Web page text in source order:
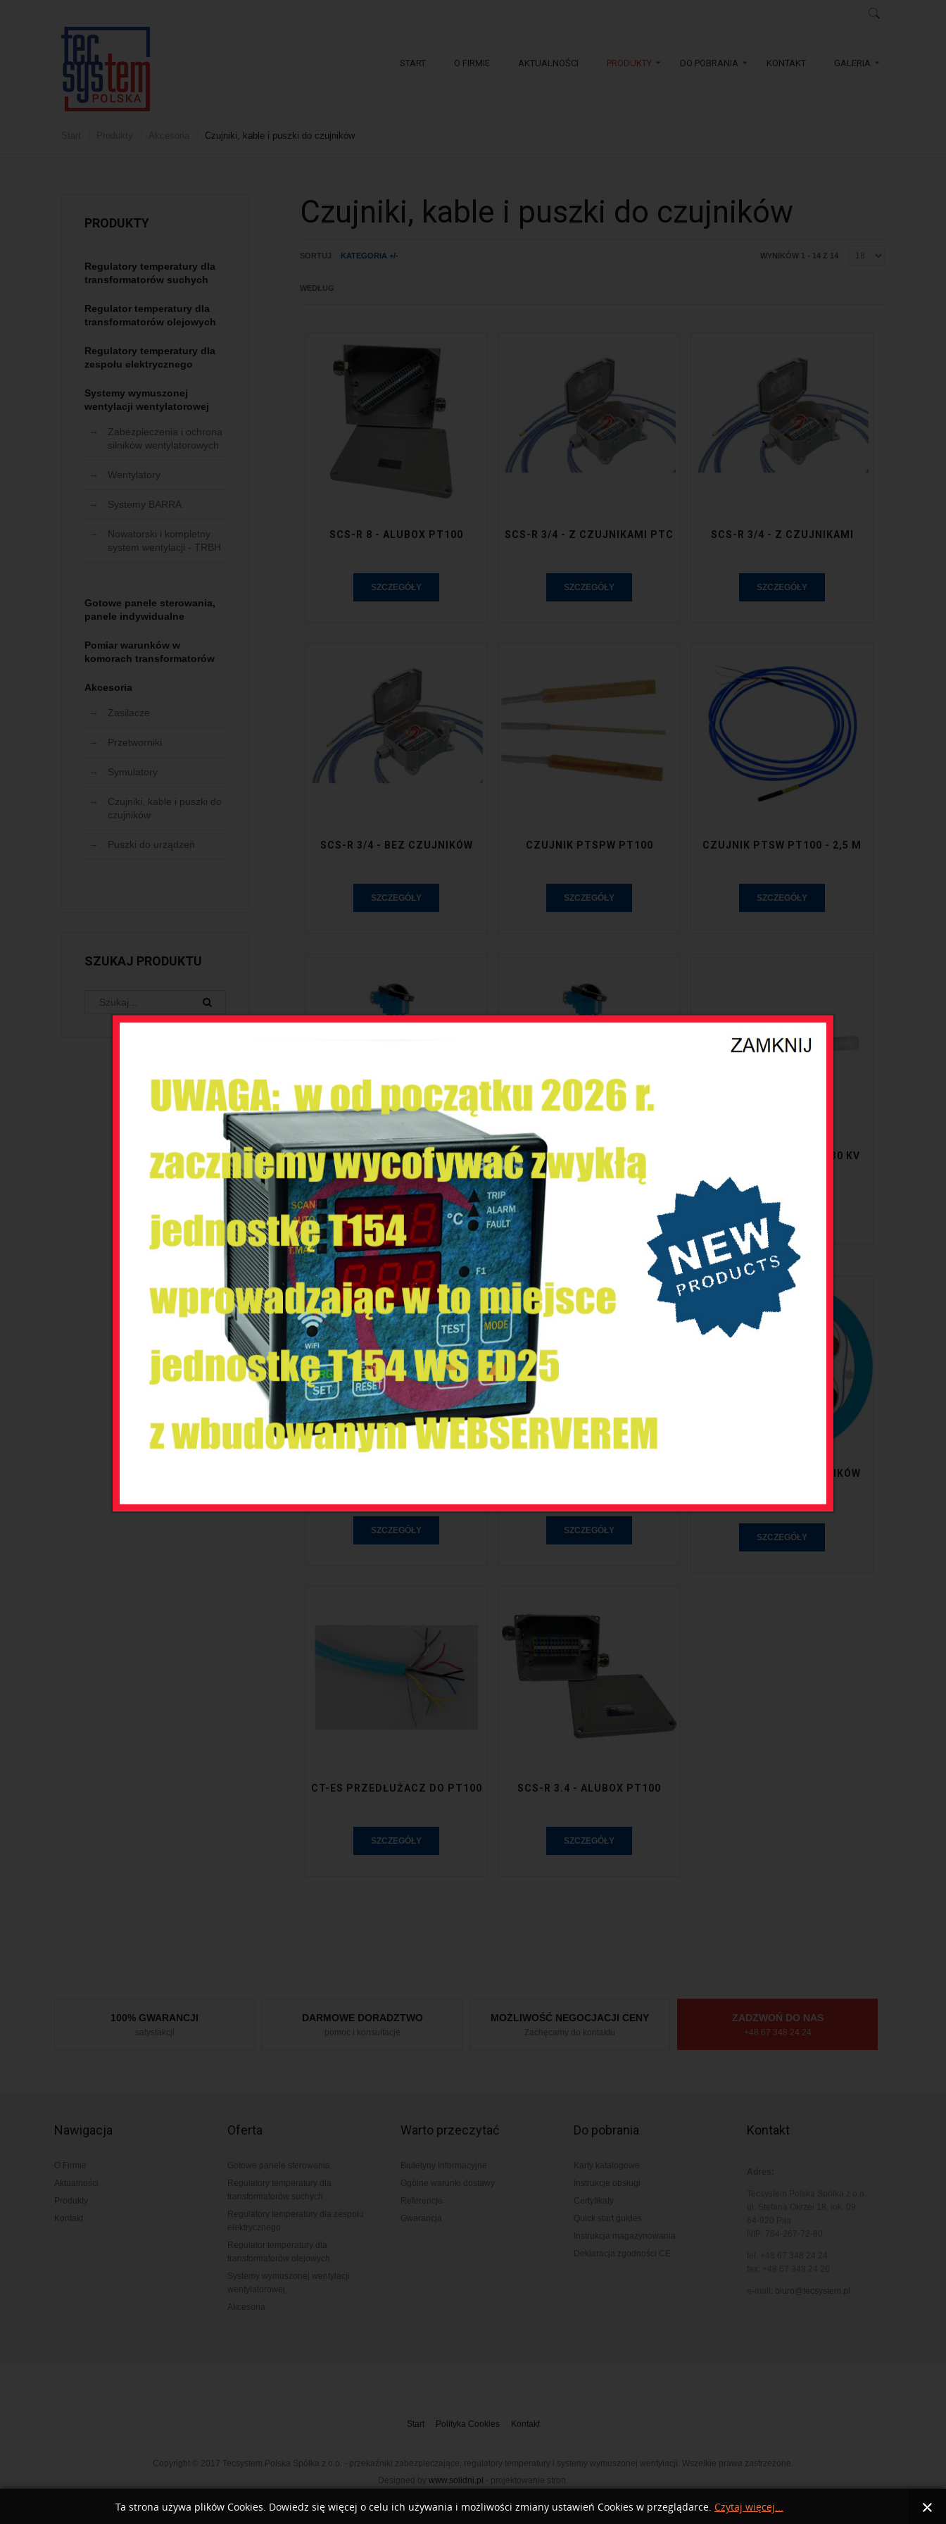
START O FIRMIE AKTUALNOŚCI PRODUKTY DO POBRANIA KONTAKT GALERIA
Gotowe panele sterowania
Czujniki, kable i puszki do czujników
Czujniki, kable i puszki do czujników
SORTUJ
WEDŁUG
KATEGORIA +/- WYNIKÓW 1 - 14 Z 14
SCS-R 8 - ALUBOX PT100
SZCZEGÓŁY
SCS-R 3/4 - Z CZUJNIKAMI PTC
SZCZEGÓŁY
SCS-R 3/4 - Z CZUJNIKAMI
SZCZEGÓŁY
SCS-R 3/4 - BEZ CZUJNIKÓW
SZCZEGÓŁY
CZUJNIK PTSPW PT100
SZCZEGÓŁY
CZUJNIK PTSW PT100 - 2,5 M
SZCZEGÓŁY
TERMOMETR REZYSTANCYJNY -
CZUJNIK PTO
SZCZEGÓŁY
TERMOMETR REZYSTANCYJNY -
CZUJNIK PTO
CZUJNIK PTFE PT100 - 30 KV
SZCZEGÓŁY
SZCZEGÓŁY SZCZEGÓŁY
C-TEC KABEL DO CZUJNIKÓW
SZCZEGÓŁY
CT-ES PRZEDŁUŻACZ DO PT100
SZCZEGÓŁY
SCS-R 3.4 - ALUBOX PT100
SZCZEGÓŁY
PRODUKTY
Regulatory temperatury dla
transformatorów suchych
Regulator temperatury dla
transformatorów olejowych
Regulatory temperatury dla
zespołu elektrycznego
Systemy wymuszonej
wentylacji wentylatorowej
Zabezpieczenia i ochrona
silników wentylatorowych
Wentylatory
Systemy BARRA
Nowatorski i kompletny
system wentylacji - TRBH
Gotowe panele sterowania,
panele indywidualne
Pomiar warunków w
komorach transformatorów
Akcesoria
Zasilacze
Przetworniki
Symulatory
Czujniki, kable i puszki do
czujników
Puszki do urządzeń
SZUKAJ PRODUKTU
100% GWARANCJI
satysfakcji
DARMOWE DORADZTWO
pomoc i konsultacje
MOŻLIWOŚĆ NEGOCJACJI CENY
Zachęcamy do kontaktu
ZADZWOŃ DO NAS
+48 67 348 24 24
Nawigacja
O Firmie
Aktualności
Produkty
Kontakt
Oferta
Gotowe panele sterowania
Regulatory temperatury dla
transformatorów suchych
Regulatory temperatury dla zespołu
elektrycznego
Regulator temperatury dla
transformatorów olejowych
Systemy wymuszonej wentylacji
wentylatorowej
Akcesoria
Warto przeczytać
Biuletyny Informacyjne
Ogólne warunki dostawy
Referencje
Gwarancja
Do pobrania
Karty katalogowe
Instrukcje obsługi
Certyfikaty
Quick start guides
Instrukcja magazynowania
Deklaracja zgodności CE
Kontakt
biuro@tecsystem.pl
Start Polityka Cookies Kontakt
Copyright © 2017 Tecsystem Polska Spółka z o.o. - przekaźniki zabezpieczające, regulatory temperatury i systemy wymuszonej wentylacji. Wszelkie prawa zastrzeżone.
Designed by www.solidni.pl - projektowanie stron.
Ta strona używa plików Cookies. Dowiedz się więcej o celu ich używania i możliwości zmiany ustawień Cookies w przeglądarce. Czytaj więcej...